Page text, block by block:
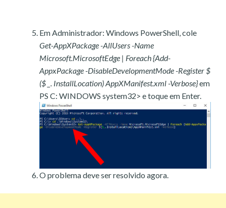
Em Administrador: Windows PowerShell, cole
Get-AppXPackage -AllUsers -Name
Microsoft.MicrosoftEdge | Foreach {Add-
AppxPackage -DisableDevelopmentMode -Register $
($ _. InstallLocation) AppXManifest.xml -Verbose}em
PS C: WINDOWS system32> e toque em Enter.
O problema deve ser resolvido agora.